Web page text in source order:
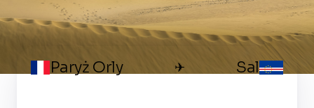
Paryż Orly ✈ Sal